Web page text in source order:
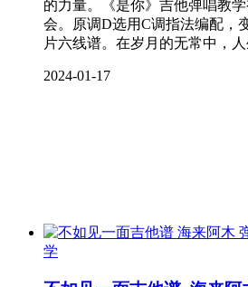
的力量。《是你》吉他弹唱教
会。原调D选用C调指法编配，
片六线谱。在岁月的无常中，
2024-01-17
学